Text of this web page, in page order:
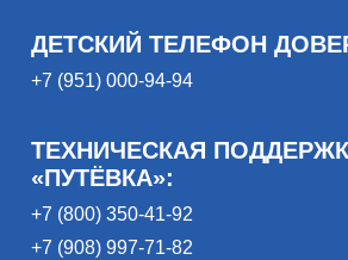
ДЕТСКИЙ ТЕЛЕФОН
+7 (951) 000-94-94
ТЕХНИЧЕСКАЯ
«ПУТЁВКА»:
+7 (800) 350-41-92
+7 (908) 997-71-82